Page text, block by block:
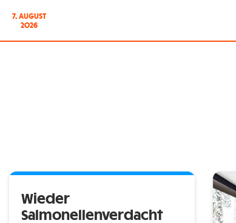
7. AUGUST
2026
Wieder
Salmonellenverdacht